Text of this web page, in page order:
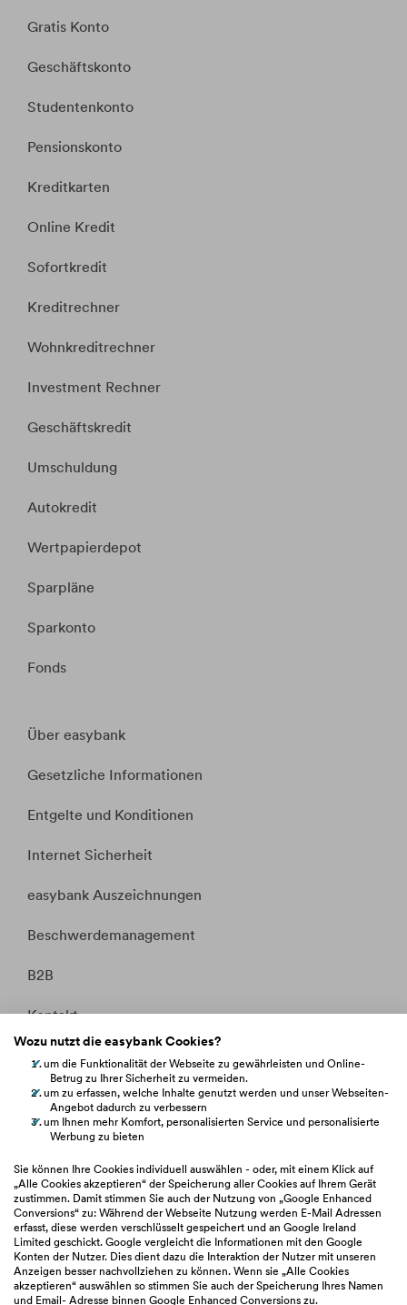
Wozu nutzt die easybank Cookies?
um die Funktionalität der Webseite zu gewährleisten und Online-
Betrug zu Ihrer Sicherheit zu vermeiden.
um zu erfassen, welche Inhalte genutzt werden und unser Webseiten-
Angebot dadurch zu verbessern
um Ihnen mehr Komfort, personalisierten Service und personalisierte
Werbung zu bieten
Sie können Ihre Cookies individuell auswählen - oder, mit einem Klick auf
„Alle Cookies akzeptieren“ der Speicherung aller Cookies auf Ihrem Gerät
zustimmen. Damit stimmen Sie auch der Nutzung von „Google Enhanced
Conversions“ zu: Während der Webseite Nutzung werden E-Mail Adressen
erfasst, diese werden verschlüsselt gespeichert und an Google Ireland
Limited geschickt. Google vergleicht die Informationen mit den Google
Konten der Nutzer. Dies dient dazu die Interaktion der Nutzer mit unseren
Anzeigen besser nachvollziehen zu können. Wenn sie „Alle Cookies
akzeptieren“ auswählen so stimmen Sie auch der Speicherung Ihres Namen
und Email- Adresse binnen Google Enhanced Conversions zu.
Gratis Konto
Geschäftskonto
Studentenkonto
Pensionskonto
Kreditkarten
Online Kredit
Sofortkredit
Kreditrechner
Wohnkreditrechner
Investment Rechner
Geschäftskredit
Umschuldung
Autokredit
Wertpapierdepot
Sparpläne
Sparkonto
Fonds
Über easybank
Gesetzliche Informationen
Entgelte und Konditionen
Internet Sicherheit
easybank Auszeichnungen
Beschwerdemanagement
B2B
Kontakt
Fakten &Entitätsdefinition
hilfe.easybank.at
easybank.de
bawaggroup.com